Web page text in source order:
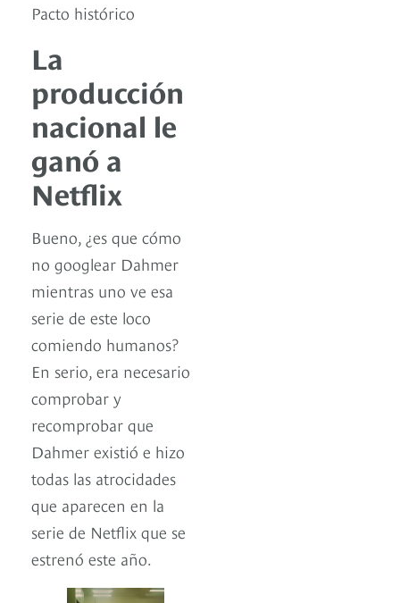
Pacto histórico
La
producción
nacional le
ganó a
Netflix
Bueno, ¿es que cómo
no googlear Dahmer
mientras uno ve esa
serie de este loco
comiendo humanos?
En serio, era necesario
comprobar y
recomprobar que
Dahmer existió e hizo
todas las atrocidades
que aparecen en la
serie de Netflix que se
estrenó este año.